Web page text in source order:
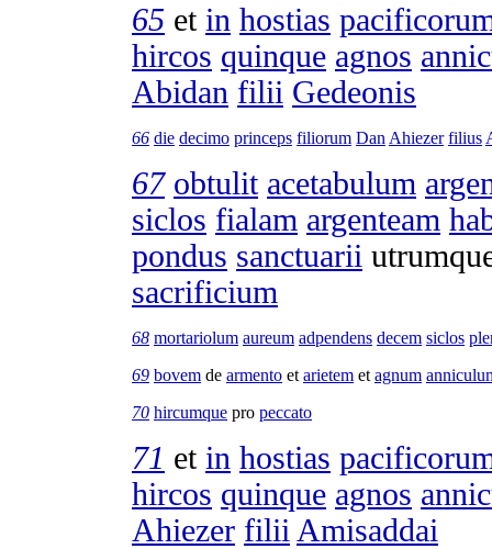
65 et in hostias
hircos quinque agnos
Abidan filii Gedeonis
66 die decimo princeps filiorum Dan Ahiezer filius
67 obtulit acetabulum
siclos fialam argenteam
pondus sanctuarii
sacrificium
68 mortariolum aureum adpendens decem siclos
69 bovem de armento et arietem et agnum
70 hircumque pro peccato
71 et in hostias
hircos quinque agnos
Ahiezer filii Amisaddai